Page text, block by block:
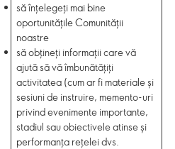
să înțelegeți mai bine
oportunitățile Comunității
noastre
să obțineți informații care vă
ajută să vă îmbunătățiți
activitatea (cum ar fi materiale și
sesiuni de instruire, memento-uri
privind evenimente importante,
stadiul sau obiectivele atinse și
performanța rețelei dvs.